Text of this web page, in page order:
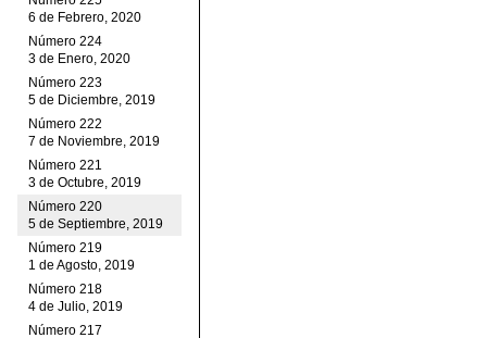
6 de Febrero, 2020
Número 224
3 de Enero, 2020
Número 223
5 de Diciembre, 2019
Número 222
7 de Noviembre, 2019
Número 221
3 de Octubre, 2019
Número 220
5 de Septiembre, 2019
Número 219
1 de Agosto, 2019
Número 218
4 de Julio, 2019
Número 217